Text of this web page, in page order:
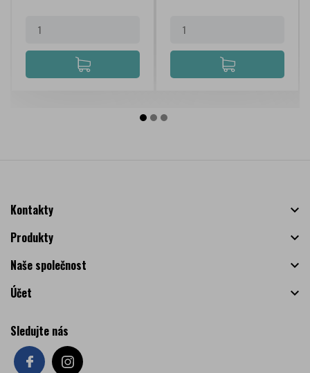
Kontakty

Produkty

Naše společnost

Účet

Sledujte nás